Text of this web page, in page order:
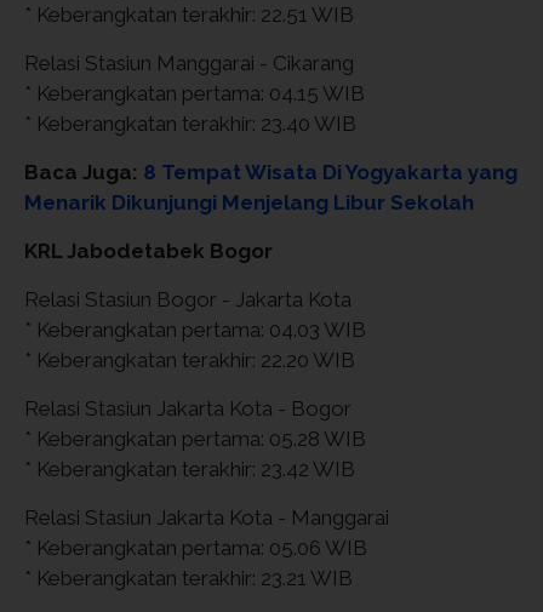
* Keberangkatan terakhir: 22.51 WIB
Relasi Stasiun Manggarai - Cikarang
* Keberangkatan pertama: 04.15 WIB
* Keberangkatan terakhir: 23.40 WIB
Baca Juga: 8 Tempat Wisata Di Yogyakarta yang
Menarik Dikunjungi Menjelang Libur Sekolah
KRL Jabodetabek Bogor
Relasi Stasiun Bogor - Jakarta Kota
* Keberangkatan pertama: 04.03 WIB
* Keberangkatan terakhir: 22.20 WIB
Relasi Stasiun Jakarta Kota - Bogor
* Keberangkatan pertama: 05.28 WIB
* Keberangkatan terakhir: 23.42 WIB
Relasi Stasiun Jakarta Kota - Manggarai
* Keberangkatan pertama: 05.06 WIB
* Keberangkatan terakhir: 23.21 WIB